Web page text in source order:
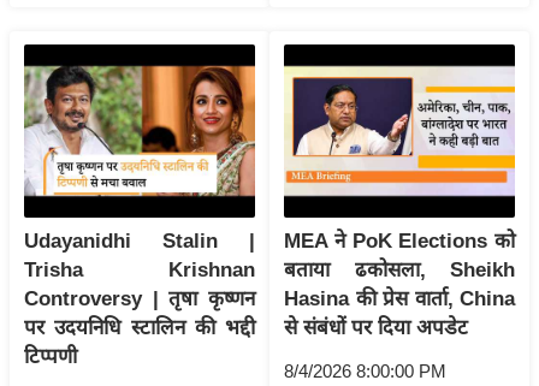
रा
शि
फ
ल
वि
शे
ष
वि
श्ले
ष
ण
Udayanidhi Stalin |
Trisha Krishnan
Controversy | तृषा कृष्णन
पर उदयनिधि स्टालिन की भद्दी
टिप्पणी
MEA ने PoK Elections को
बताया ढकोसला, Sheikh
Hasina की प्रेस वार्ता, China
से संबंधों पर दिया अपडेट
8/4/2026 8:00:00 PM